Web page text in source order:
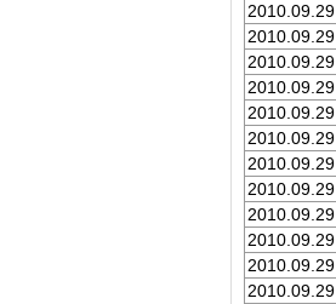
2010.09.29
2010.09.29
2010.09.29
2010.09.29
2010.09.29
2010.09.29
2010.09.29
2010.09.29
2010.09.29
2010.09.29
2010.09.29
2010.09.29